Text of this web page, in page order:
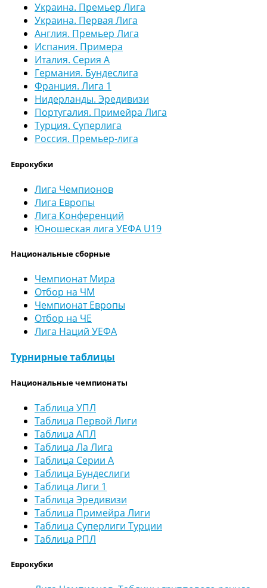
Украина. Премьер Лига
Украина. Первая Лига
Англия. Премьер Лига
Испания. Примера
Италия. Серия А
Германия. Бундеслига
Франция. Лига 1
Нидерланды. Эредивизи
Португалия. Примейра Лига
Турция. Суперлига
Россия. Премьер-лига
Еврокубки
Лига Чемпионов
Лига Европы
Лига Конференций
Юношеская лига УЕФА U19
Национальные сборные
Чемпионат Мира
Отбор на ЧМ
Чемпионат Европы
Отбор на ЧЕ
Лига Наций УЕФА
Турнирные таблицы
Национальные чемпионаты
Таблица УПЛ
Таблица Первой Лиги
Таблица АПЛ
Таблица Ла Лига
Таблица Серии А
Таблица Бундеслиги
Таблица Лиги 1
Таблица Эредивизи
Таблица Примейра Лиги
Таблица Суперлиги Турции
Таблица РПЛ
Еврокубки